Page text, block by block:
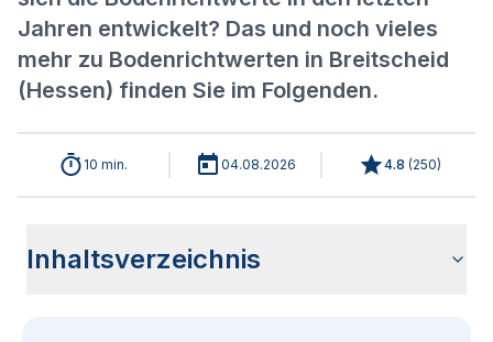
Jahren entwickelt? Das und noch vieles
mehr zu Bodenrichtwerten in Breitscheid
(Hessen) finden Sie im Folgenden.
10 min. 04.08.2026 4.8 (250)
Inhaltsverzeichnis